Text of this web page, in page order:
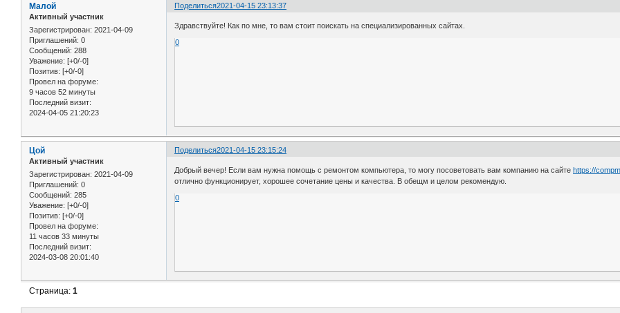
Поделиться2021-04-15 23:13:37
Малой
Активный участник
Зарегистрирован: 2021-04-09
Приглашений: 0
Сообщений: 288
Уважение: [+0/-0]
Позитив: [+0/-0]
Провел на форуме:
9 часов 52 минуты
Последний визит:
2024-04-05 21:20:23
Здравствуйте! Как по мне, то вам стоит поискать на специализированных сайтах.
0
Поделиться2021-04-15 23:15:24
Цой
Активный участник
Зарегистрирован: 2021-04-09
Приглашений: 0
Сообщений: 285
Уважение: [+0/-0]
Позитив: [+0/-0]
Провел на форуме:
11 часов 33 минуты
Последний визит:
2024-03-08 20:01:40
Добрый вечер! Если вам нужна помощь с ремонтом компьютера, то могу посоветовать вам компанию на сайте https://
отлично функционирует, хорошее сочетание цены и качества. В обещм и целом рекомендую.
0
Страница:1